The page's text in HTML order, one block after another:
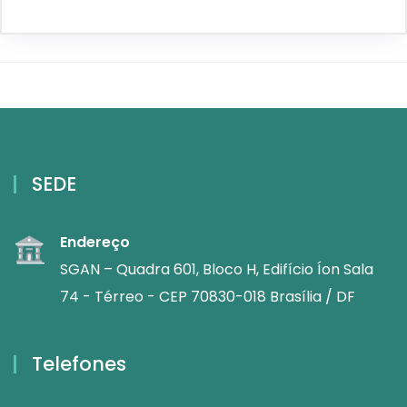
SEDE
Endereço
SGAN – Quadra 601, Bloco H, Edifício Íon Sala
74 - Térreo - CEP 70830-018 Brasília / DF
Telefones